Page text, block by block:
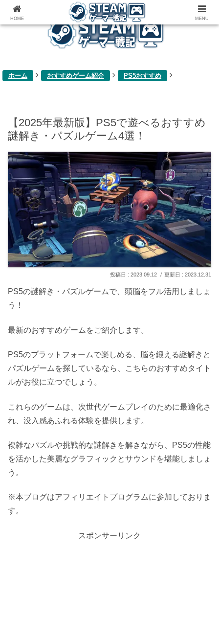
ゲーム関連雑記ブログ
ホーム おすすめゲーム紹介 PS5おすすめ
【2025年最新版】PS5で遊べるおすすめ
謎解き・パズルゲーム4選！
2023.09.12 2023.12.31
PS5の謎解き・パズルゲームで、頭脳をフル活用しましょ
う！
最新のおすすめゲームをご紹介します。
PS5のプラットフォームで楽しめる、脳を鍛える謎解きと
パズルゲームを探しているなら、こちらのおすすめタイト
ルがお役に立つでしょう。
これらのゲームは、次世代ゲームプレイのために最適化さ
れ、没入感あふれる体験を提供します。
複雑なパズルや挑戦的な謎解きを解きながら、PS5の性能
を活かした美麗なグラフィックとサウンドを堪能しましょ
う。
※本ブログはアフィリエイトプログラムに参加しておりま
す。
スポンサーリンク
HOME MENU